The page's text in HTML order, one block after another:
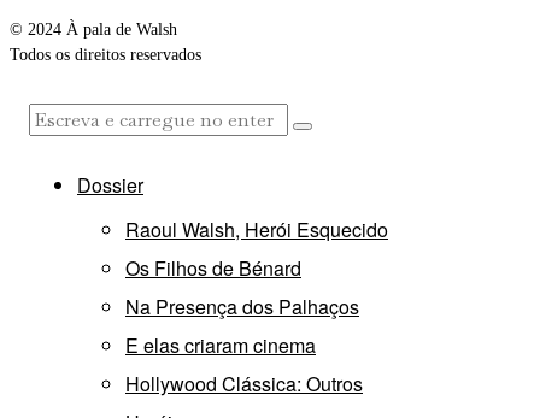
© 2024 À pala de Walsh
Todos os direitos reservados
Dossier
Raoul Walsh, Herói Esquecido
Os Filhos de Bénard
Na Presença dos Palhaços
E elas criaram cinema
Hollywood Clássica: Outros